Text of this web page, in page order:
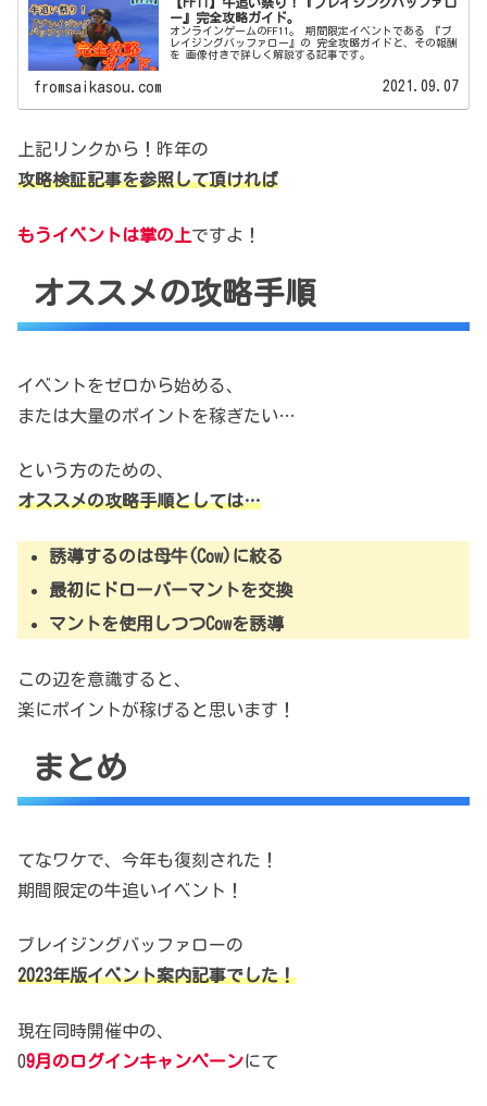
ー』完全攻略ガイド。
オンラインゲームのFF11。 期間限定イベントである 『ブ
レイジングバッファロー』の 完全攻略ガイドと、その報酬
を 画像付きで詳しく解説する記事です。
fromsaikasou.com 2021.09.07
上記リンクから！昨年の
攻略検証記事を参照して頂ければ
もうイベントは掌の上ですよ！
オススメの攻略手順
イベントをゼロから始める、
または大量のポイントを稼ぎたい…
という方のための、
オススメの攻略手順としては…
誘導するのは母牛(Cow)に絞る
最初にドローバーマントを交換
マントを使用しつつCowを誘導
この辺を意識すると、
楽にポイントが稼げると思います！
まとめ
てなワケで、今年も復刻された！
期間限定の牛追いイベント！
ブレイジングバッファローの
2023年版イベント案内記事でした！
現在同時開催中の、
09月のログインキャンペーンにて